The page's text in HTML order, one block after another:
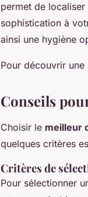
permet de
sophistication à
ainsi une hygiène
Pour découvrir une
Conseils
Choisir le meilleur
quelques critères
Critères de
Pour sélectionner